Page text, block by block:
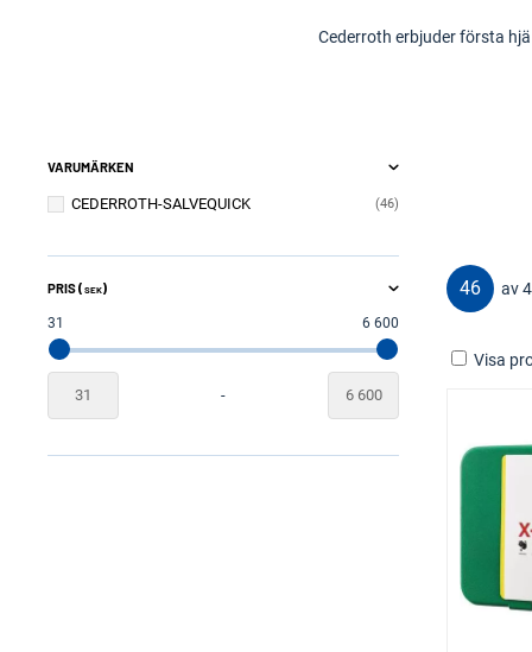
Cederroth erbjuder första
VARUMÄRKEN
46
CEDERROTH-SALVEQUICK
PRIS ( SEK)
31 6 600
-
46 av
Visa